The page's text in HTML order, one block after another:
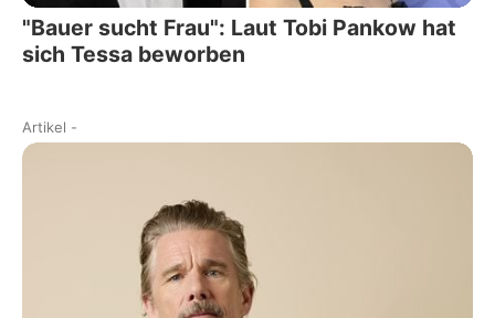
"Bauer sucht Frau": Laut Tobi Pankow hat
sich Tessa beworben
Artikel -